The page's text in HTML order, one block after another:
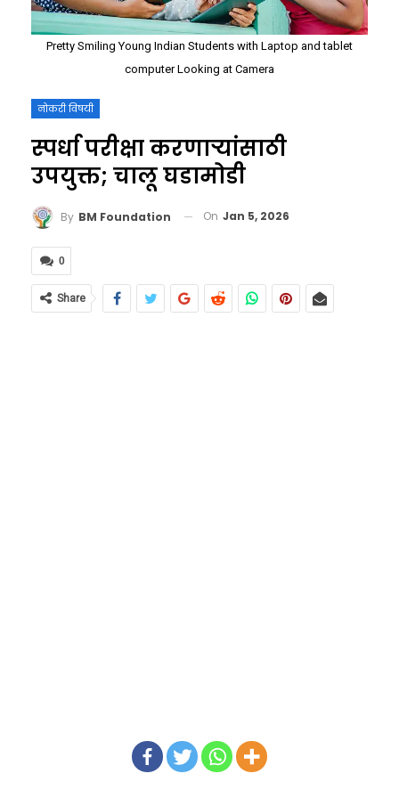
Pretty Smiling Young Indian Students with Laptop and tablet
computer Looking at Camera
नोकरी विषयी
स्पर्धा परीक्षा करणाऱ्यांसाठी
उपयुक्त; चालू घडामोडी
By BM Foundation On Jan 5, 2026
0
Share